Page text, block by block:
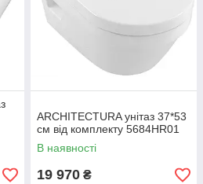
ARCHITECTURA унітаз 37*53
см від комплекту 5684HR01
В наявності
19 970 ₴